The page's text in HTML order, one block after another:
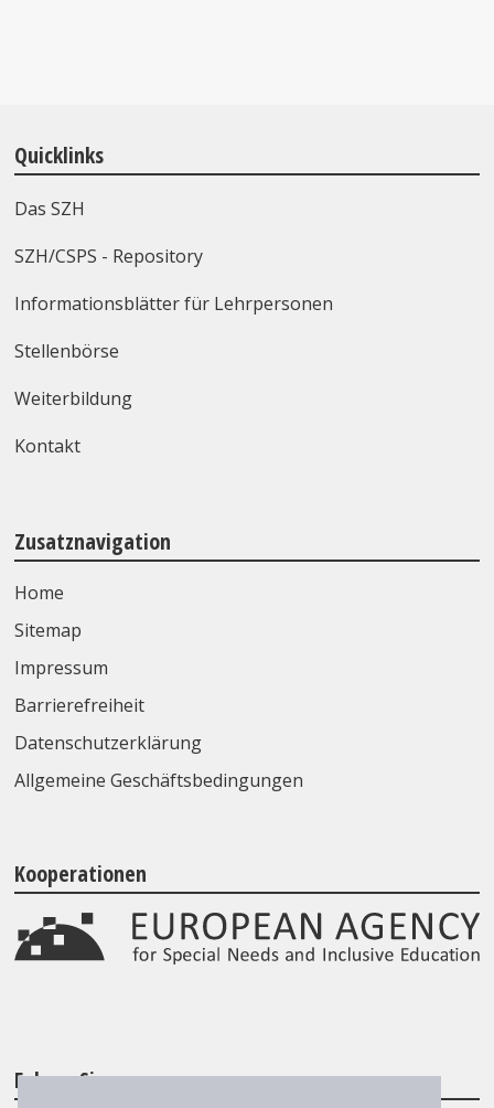
Quicklinks
Das SZH
SZH/CSPS - Repository
Informationsblätter für Lehrpersonen
Stellenbörse
Weiterbildung
Kontakt
Zusatznavigation
Home
Sitemap
Impressum
Barrierefreiheit
Datenschutzerklärung
Allgemeine Geschäftsbedingungen
Kooperationen
Folgen Sie uns